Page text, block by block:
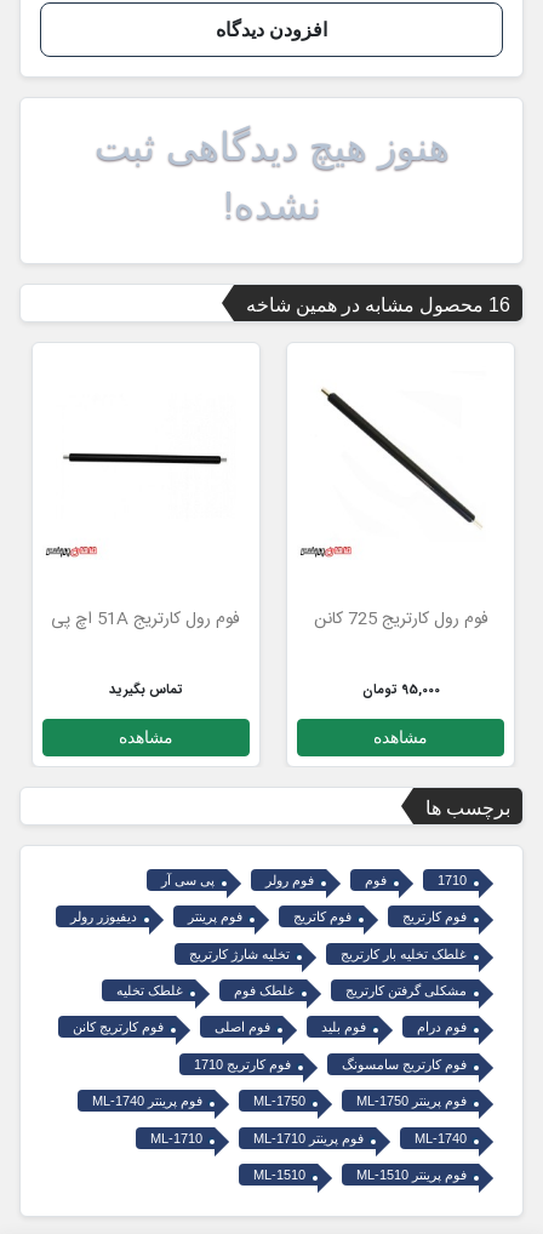
افزودن دیدگاه
هنوز هیچ دیدگاهی ثبت
نشده!
16 محصول مشابه در همین شاخه
فوم رول کارتریج 725 کانن
95,000 تومان
مشاهده
فوم رول کارتریج 51A اچ پی
تماس بگیرید
مشاهده
برچسب ها
1710 فوم فوم رولر پی سی آر
فوم کارتریج فوم کاتریج فوم پرینتر دیفیوزر رولر
غلطک تخلیه بار کارتریج تخلیه شارژ کارتریج
مشکلی گرفتن کارتریج غلطک فوم غلطک تخلیه
فوم درام فوم بلید فوم اصلی فوم کارتریج کانن
فوم کارتریج سامسونگ فوم کارتریج 1710
فوم پرینتر ML-1750 ML-1750 فوم پرینتر ML-1740
ML-1740 فوم پرینتر ML-1710 ML-1710
فوم پرینتر ML-1510 ML-1510